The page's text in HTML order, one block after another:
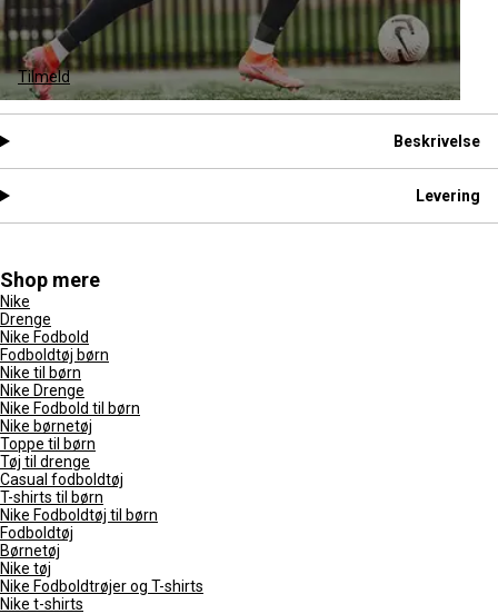
Tilmeld
Beskrivelse
Levering
Shop mere
Nike
Drenge
Nike Fodbold
Fodboldtøj børn
Nike til børn
Nike Drenge
Nike Fodbold til børn
Nike børnetøj
Toppe til børn
Tøj til drenge
Casual fodboldtøj
T-shirts til børn
Nike Fodboldtøj til børn
Fodboldtøj
Børnetøj
Nike tøj
Nike Fodboldtrøjer og T-shirts
Nike t-shirts